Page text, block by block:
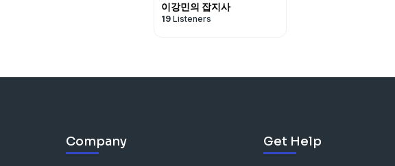
이강민의 잡지사
19 Listeners
Company Get Help